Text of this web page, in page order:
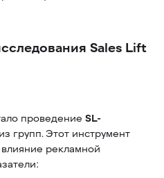
Sales Lift
проведение SL-
групп. Этот инструмент
рекламной